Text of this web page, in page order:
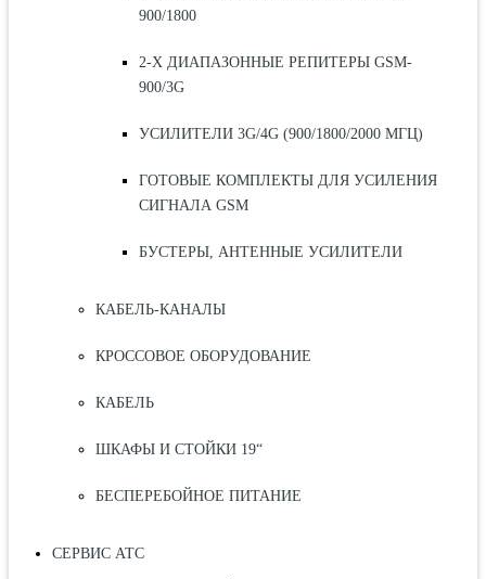
900/1800
2-Х ДИАПАЗОННЫЕ РЕПИТЕРЫ GSM-
900/3G
УСИЛИТЕЛИ 3G/4G (900/1800/2000 МГЦ)
ГОТОВЫЕ КОМПЛЕКТЫ ДЛЯ УСИЛЕНИЯ
СИГНАЛА GSM
БУСТЕРЫ, АНТЕННЫЕ УСИЛИТЕЛИ
КАБЕЛЬ-КАНАЛЫ
КРОССОВОЕ ОБОРУДОВАНИЕ
КАБЕЛЬ
ШКАФЫ И СТОЙКИ 19“
БЕСПЕРЕБОЙНОЕ ПИТАНИЕ
СЕРВИС АТС